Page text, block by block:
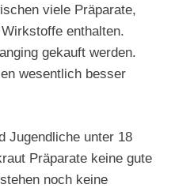
viele Präparate,
enthalten.
gekauft werden.
wesentlich besser
Jugendliche unter 18
Präparate keine gute
noch keine